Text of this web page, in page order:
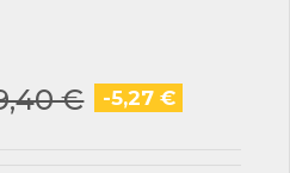
€ -5,27 €